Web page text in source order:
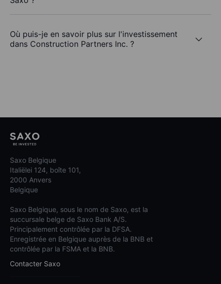
Où puis-je en savoir plus sur l'investissement
dans Construction Partners Inc. ?
Saxo Belgique
Italiëlei 124, boîte 101,
2000 Anvers
Belgique
Saxo Belgique, sous le nom de Saxo, est la
succursale belge de Saxo Bank A/S.
Principalement contrôlée par la DFSA.
Enregistrée en Belgique auprès de la BNB et
contrôlée par la FSMA et la BNB.
Contacter Saxo